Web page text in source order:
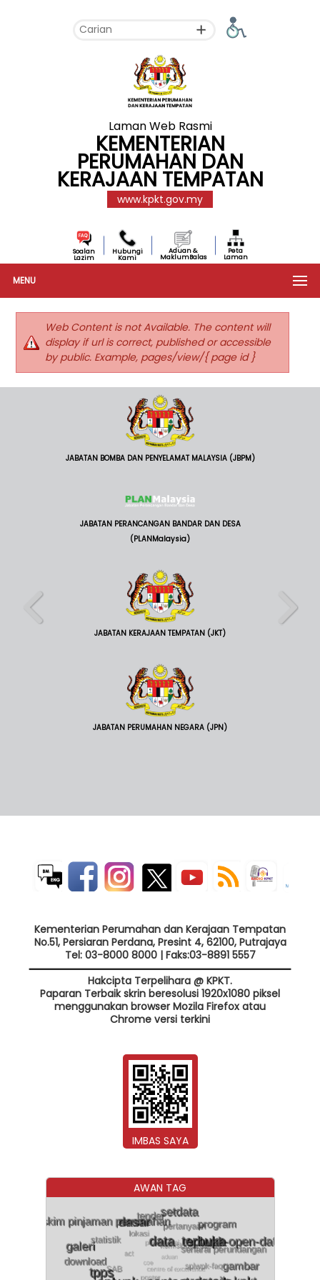
Laman Web Rasmi
KEMENTERIAN
PERUMAHAN DAN
KERAJAAN TEMPATAN
www.kpkt.gov.my
Soalan
Lazim
Hubungi
Kami
Aduan &
MaklumBalas
Peta
Laman
MENU
Web Content is not Available. The content will
display if url is correct, published or accessible
by public. Example, pages/view/{ page id }
JABATAN BOMBA DAN PENYELAMAT MALAYSIA (JBPM)
JABATAN PERANCANGAN BANDAR DAN DESA
(PLANMalaysia)
JABATAN KERAJAAN TEMPATAN (JKT)
JABATAN PERUMAHAN NEGARA (JPN)
Kementerian Perumahan dan Kerajaan Tempatan
No.51, Persiaran Perdana, Presint 4, 62100, Putrajaya
Tel: 03-8000 8000 | Faks:03-8891 5557
Hakcipta Terpelihara @ KPKT.
Paparan Terbaik skrin beresolusi 1920x1080 piksel
menggunakan browser Mozila Firefox atau
Chrome versi terkini
IMBAS SAYA
AWAN TAG